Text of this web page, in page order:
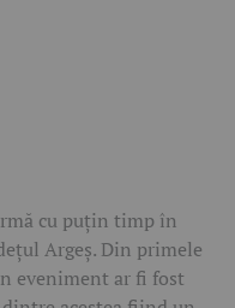
cu puțin timp în
Argeș. Din primele
eveniment ar fi fost